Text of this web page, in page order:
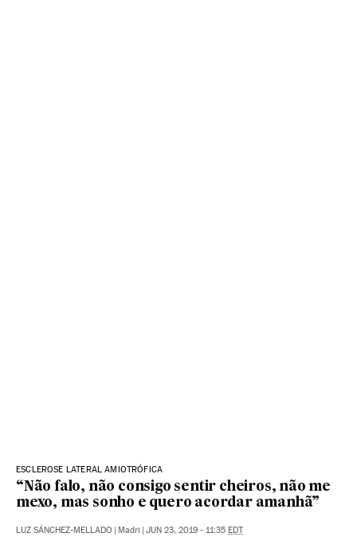
ESCLEROSE LATERAL AMIOTRÓFICA
“Não falo, não consigo sentir cheiros, não me
mexo, mas sonho e quero acordar amanhã”
LUZ SÁNCHEZ-MELLADO | Madri | JUN 23, 2019 - 11:35 EDT